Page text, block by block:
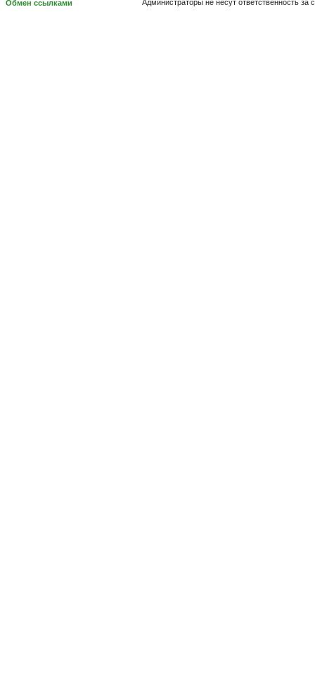
Администраторы не несут ответственность
Обмен ссылками